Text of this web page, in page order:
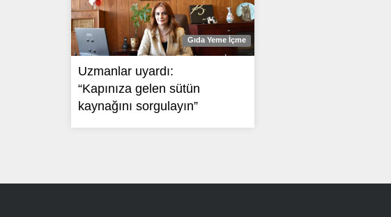
Gıda Yeme İçme
Uzmanlar uyardı:
“Kapınıza gelen sütün
kaynağını sorgulayın”